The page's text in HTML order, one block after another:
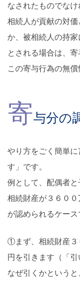
なされたものでなけ
相続人が貢献の対
か、被相続人の持
とされる場合は、寄
この寄与行為の無
寄与分の
やり方をごく簡単
す」です。
例として、配偶者と
相続財産が３６０
が認められるケース
①まず、相続財産３
円を引きます（「引
なぜ引くかという